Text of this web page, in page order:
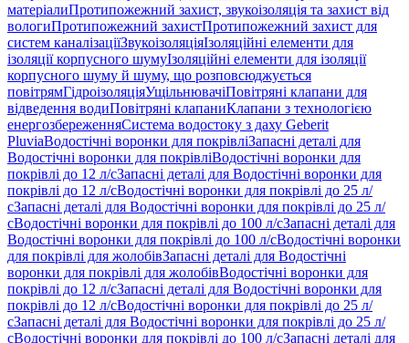
матеріалиПротипожежний захист, звукоізоляція та захист від
вологиПротипожежний захистПротипожежний захист для
систем каналізаціїЗвукоізоляціяІзоляційні елементи для
ізоляції корпусного шумуІзоляційні елементи для ізоляції
корпусного шуму й шуму, що розповсюджується
повітрямГідроізоляціяУщільнювачіПовітряні клапани для
відведення водиПовітряні клапаниКлапани з технологією
енергозбереженняСистема водостоку з даху Geberit
PluviaВодостічні воронки для покрівліЗапасні деталі для
Водостічні воронки для покрівліВодостічні воронки для
покрівлі до 12 л/сЗапасні деталі для Водостічні воронки для
покрівлі до 12 л/сВодостічні воронки для покрівлі до 25 л/
сЗапасні деталі для Водостічні воронки для покрівлі до 25 л/
сВодостічні воронки для покрівлі до 100 л/сЗапасні деталі для
Водостічні воронки для покрівлі до 100 л/сВодостічні воронки
для покрівлі для жолобівЗапасні деталі для Водостічні
воронки для покрівлі для жолобівВодостічні воронки для
покрівлі до 12 л/сЗапасні деталі для Водостічні воронки для
покрівлі до 12 л/сВодостічні воронки для покрівлі до 25 л/
сЗапасні деталі для Водостічні воронки для покрівлі до 25 л/
сВодостічні воронки для покрівлі до 100 л/сЗапасні деталі для